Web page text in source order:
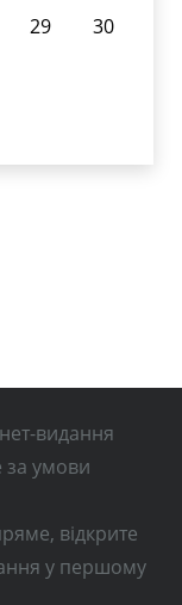
29
30
видання
за умови
відкрите
у першому